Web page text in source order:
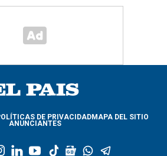
DE PRIVACIDADMAPA DEL SITIO
ANUNCIANTES
l
y
t
g
w